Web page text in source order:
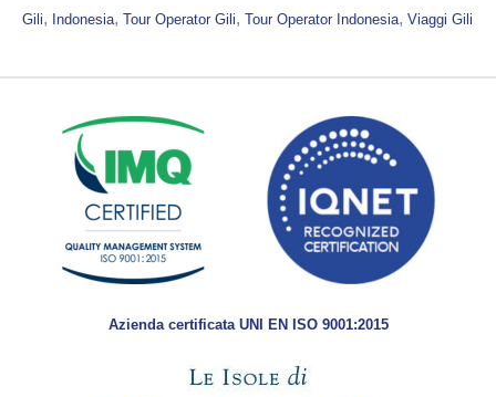
Gili, Indonesia, Tour Operator Gili, Tour Operator Indonesia, Viaggi Gili
Azienda certificata UNI EN ISO 9001:2015